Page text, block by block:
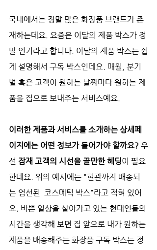
국내에서는 정말 많은 화장품 브랜드가 존
재하는데요. 요즘은 이달의 제품 박스가 정
말 인기라고 합니다. 이달의 제품 박스는 쉽
게 설명해서 구독 박스인데요. 매월, 분기
별 혹은 고객이 원하는 날짜마다 원하는 제
품을 집으로 보내주는 서비스예요.
이러한 제품과 서비스를 소개하는 상세페
이지에는 어떤 정보가 들어가야 할까요? 우
선 잠재 고객의 시선을 끌만한 헤딩이 필요
한데요. 위의 예시에는 "현관까지 배송되
는 엄선된  코스메틱 박스"라고 적혀 있어
요. 바쁜 일상을 살아가고 있는 현대인들의
시간을 생각해 보면 집 앞으로 내가 원하는
제품을 배송해주는 화장품 구독 박스는 정